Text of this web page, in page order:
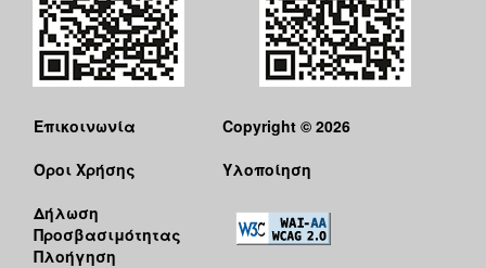
Επικοινωνία
Όροι Χρήσης
Δήλωση
Προσβασιμότητας
Πλοήγηση
Copyright © 2026
Υλοποίηση